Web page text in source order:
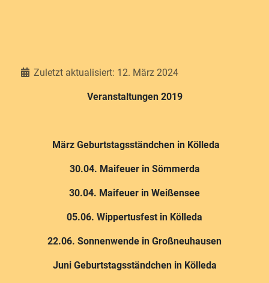
DetailsZuletzt aktualisiert: 12. März 2024
Veranstaltungen 2019
März Geburtstagsständchen in Kölleda
30.04. Maifeuer in Sömmerda
30.04. Maifeuer in Weißensee
05.06. Wippertusfest in Kölleda
22.06. Sonnenwende in Großneuhausen
Juni Geburtstagsständchen in Kölleda